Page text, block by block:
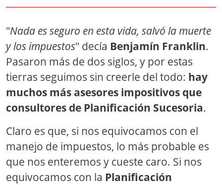
"Nada es seguro en esta vida, salvó la muerte
y los impuestos" decía Benjamín Franklin.
Pasaron más de dos siglos, y por estas
tierras seguimos sin creerle del todo: hay
muchos más asesores impositivos que
consultores de Planificación Sucesoria.
Claro es que, si nos equivocamos con el
manejo de impuestos, lo más probable es
que nos enteremos y cueste caro. Si nos
equivocamos con la Planificación